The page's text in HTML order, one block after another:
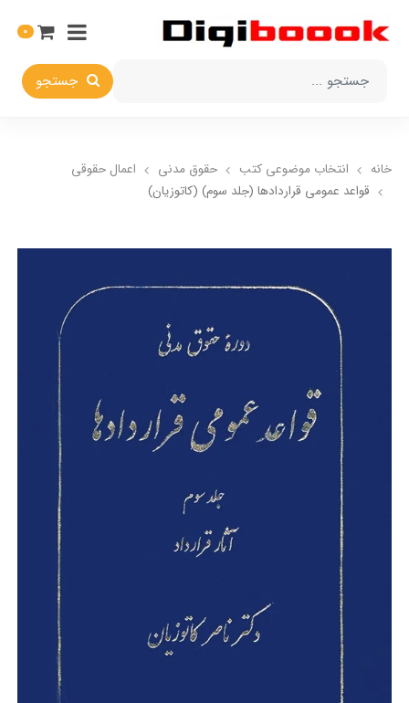
جستجو
0
خانه انتخاب​ موضوعي​ کتب حقوق مدني
اعمال حقوقي
قواعد عمومی قراردادها (جلد سوم) (کاتوزيان)